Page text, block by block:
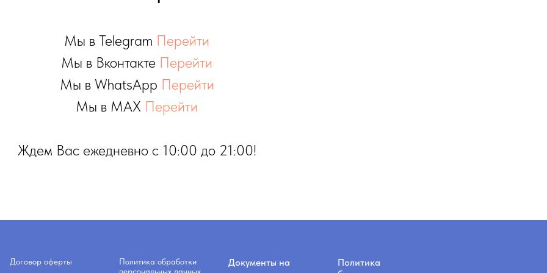
Мы в Telegram Перейти
Мы в Вконтакте Перейти
Мы в WhatsApp Перейти
Мы в MAX Перейти
Ждем Вас ежедневно с 10:00 до 21:00!
Договор оферты
Политика обработки
Документы на
Политика